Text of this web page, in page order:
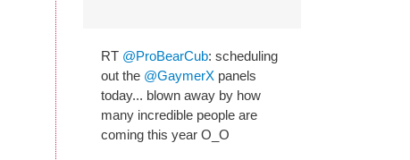
RT @ProBearCub: scheduling
out the @GaymerX panels
today... blown away by how
many incredible people are
coming this year O_O